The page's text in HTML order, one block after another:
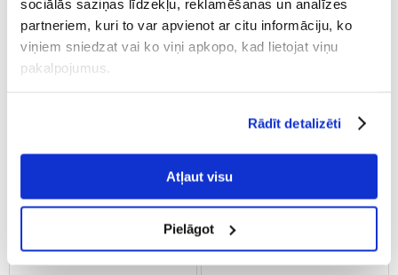
sociālās saziņas līdzekļu, reklamēšanas un analīzes
partneriem, kuri to var apvienot ar citu informāciju, ko
viņiem sniedzat vai ko viņi apkopo, kad lietojat viņu
pakalpojumus.
Rādīt detalizēti
Atļaut visu
Pielāgot
PIEVIENOT GROZAM PIEVIENOT GROZAM